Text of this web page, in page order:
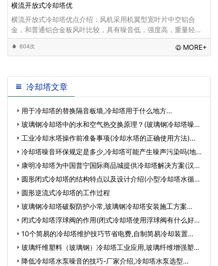
横流开放式冷却塔优
横流开放式冷却塔优点介绍：风机采用机翼型宽叶片中空铝合
金，和普通铝合金板风叶比较，具有噪音低，强度高，重量轻的
特点。集水盘采用一体式的FRP集水盘，两个模块以上的场合使
用防漏密封垫连接，避免了漏水和腐蚀的问题，采用倾斜
604次 MORE+
冷却塔文章
用于冷却塔的替换隔音板墙,冷却塔用于什么地方…
玻璃钢冷却塔中的水和空气热交换原理？(玻璃钢冷却塔噪声
标准…
工业冷却水塔操作前准备事项(冷却水塔的正确使用方法)…
冷却塔噪音环保规定是多少,冷却塔可能产生噪声污染吗(地
铁…康明冷却塔为中国普宁国际商品城提供冷却塔解决方案(汉港
康…圆形闭式冷却塔的结构特点以及设计介绍(小型冷却塔水循环
系…圆形逆流式冷却塔的工作过程
玻璃钢冷却塔破裂防护小常,玻璃钢冷却塔安装施工方案…
闭式冷却塔浮球阀的作用(闭式冷却塔使用浮球阀有什么好处)
(…10个简易的冷却塔维护技巧节省电费,自制简易冷却装置…
玻璃纤维塑料（玻璃钢）冷却塔工业应用,玻璃纤维增强塑料
顶管…
降低冷却塔水泵噪音的技巧-厂家介绍,冷却塔水泵选型…